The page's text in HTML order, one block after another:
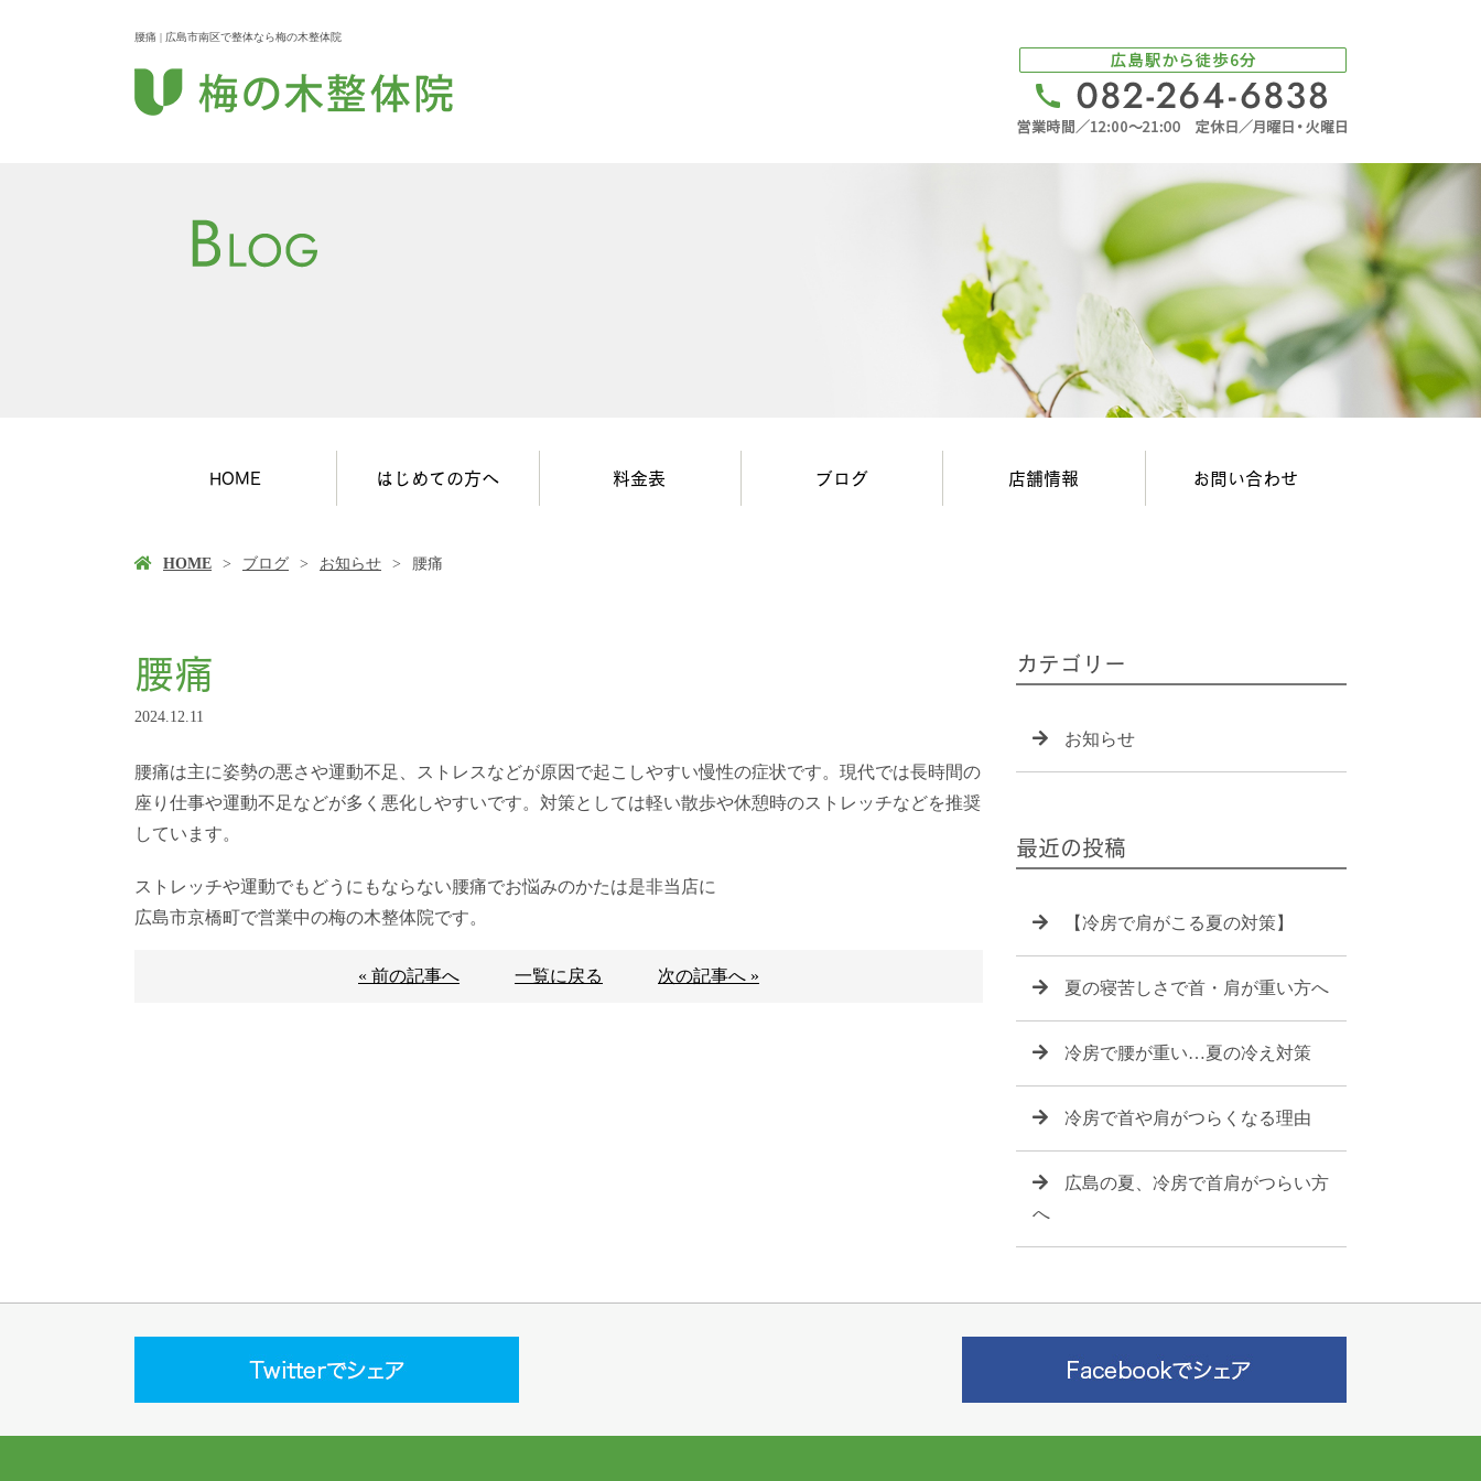
腰痛 | 広島市南区で整体なら梅の木整体院
HOME はじめての方へ 料金表 ブログ 店舗情報 お問い合わせ
HOME ブログ お知らせ 腰痛
腰痛
2024.12.11
腰痛は主に姿勢の悪さや運動不足、ストレスなどが原因で起こしやすい慢性の症状です。現代では長時間の
座り仕事や運動不足などが多く悪化しやすいです。対策としては軽い散歩や休憩時のストレッチなどを推奨
しています。
ストレッチや運動でもどうにもならない腰痛でお悩みのかたは是非当店に
広島市京橋町で営業中の梅の木整体院です。
« 前の記事へ 一覧に戻る 次の記事へ »
カテゴリー
お知らせ
最近の投稿
【冷房で肩がこる夏の対策】
夏の寝苦しさで首・肩が重い方へ
冷房で腰が重い…夏の冷え対策
冷房で首や肩がつらくなる理由
広島の夏、冷房で首肩がつらい方
へ